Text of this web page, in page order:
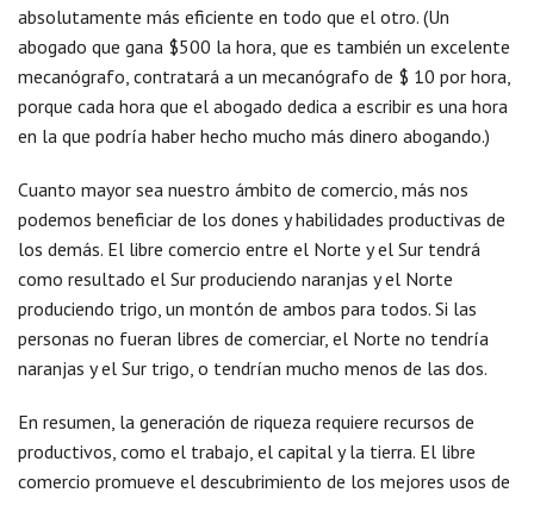
absolutamente más eficiente en todo que el otro. (Un
abogado que gana $500 la hora, que es también un excelente
mecanógrafo, contratará a un mecanógrafo de $ 10 por hora,
porque cada hora que el abogado dedica a escribir es una hora
en la que podría haber hecho mucho más dinero abogando.)
Cuanto mayor sea nuestro ámbito de comercio, más nos
podemos beneficiar de los dones y habilidades productivas de
los demás. El libre comercio entre el Norte y el Sur tendrá
como resultado el Sur produciendo naranjas y el Norte
produciendo trigo, un montón de ambos para todos. Si las
personas no fueran libres de comerciar, el Norte no tendría
naranjas y el Sur trigo, o tendrían mucho menos de las dos.
En resumen, la generación de riqueza requiere recursos de
productivos, como el trabajo, el capital y la tierra. El libre
comercio promueve el descubrimiento de los mejores usos de